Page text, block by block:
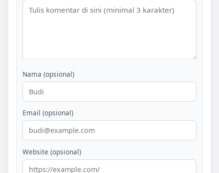
Nama (opsional)
Email (opsional)
Website (opsional)